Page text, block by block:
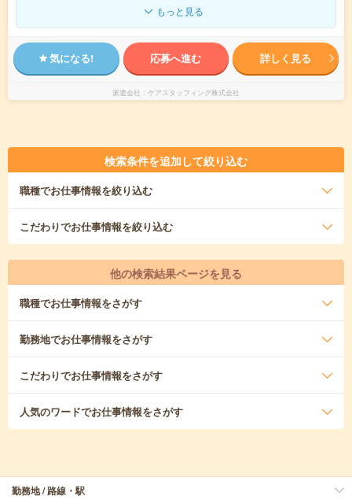
もっと見る
気になる! 応募へ進む 詳しく見る
派遣会社 ケアスタッフィング株式会社
検索条件を追加して絞り込む
職種でお仕事情報を絞り込む
こだわりでお仕事情報を絞り込む
他の検索結果ページを見る
職種でお仕事情報をさがす
勤務地でお仕事情報をさがす
こだわりでお仕事情報をさがす
人気のワードでお仕事情報をさがす
勤務地 / 路線・駅